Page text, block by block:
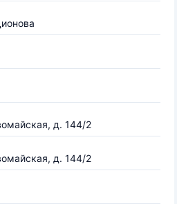
д. 144/2
д. 144/2